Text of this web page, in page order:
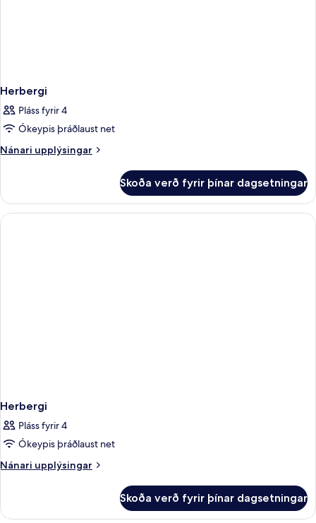
Herbergi
Pláss fyrir 4
Ókeypis þráðlaust net
Nánari upplýsingar
Nánari
Skoða verð fyrir þínar dagsetningar
Herbergi
Pláss fyrir 4
Ókeypis þráðlaust net
Nánari upplýsingar
Nánari
Skoða verð fyrir þínar dagsetningar